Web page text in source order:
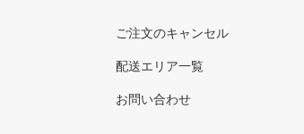
ご注文のキャンセル
配送エリア一覧
お問い合わせ